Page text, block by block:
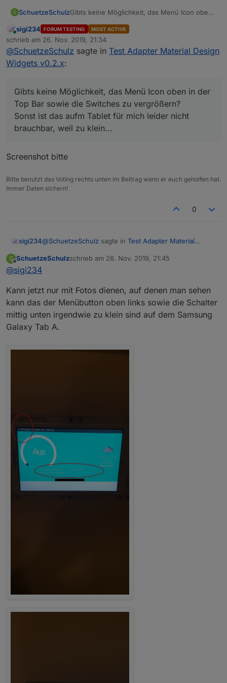
S SchuetzeSchulzGibts keine Möglichkeit, das Menü Icon oben
vergrößern?
Sonst ist das aufm Tablet für mich leider nicht
brauchbar, weil zu klein...
Online
sigi234 FORUM TESTING MOST ACTIVE
schrieb am 26. Nov. 2019, 21:34
zuletzt editiert von
@SchuetzeSchulz sagte in Test Adapter Material Design
Widgets v0.2.x:
Gibts keine Möglichkeit, das Menü Icon oben in der
Top Bar sowie die Switches zu vergrößern?
Sonst ist das aufm Tablet für mich leider nicht
brauchbar, weil zu klein...
Screenshot bitte
Bitte benutzt das Voting rechts unten im Beitrag wenn er euch geholfen hat.
Immer Daten sichern!
0
sigi234@SchuetzeSchulz sagte in Test Adapter Material
Sonst ist das aufm Tablet für mich leider nicht
brauchbar, weil zu klein...
Screenshot bitte
S
Offline
SchuetzeSchulzschrieb am 26. Nov. 2019, 21:45
zuletzt editiert von
@sigi234
Kann jetzt nur mit Fotos dienen, auf denen man sehen
kann das der Menübutton oben links sowie die Schalter
mittig unten irgendwie zu klein sind auf dem Samsung
Galaxy Tab A.